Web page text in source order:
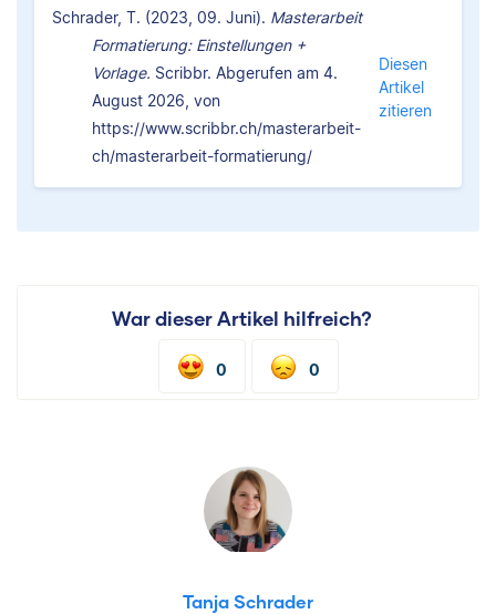
Schrader, T. (2023, 09. Juni). Masterarbeit
Formatierung: Einstellungen +
Vorlage. Scribbr. Abgerufen am 4.
August 2026, von
https://www.scribbr.ch/masterarbeit-
ch/masterarbeit-formatierung/
Diesen
Artikel
zitieren
War dieser Artikel hilfreich?
0 0
Tanja Schrader